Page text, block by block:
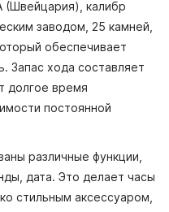
(Швейцария), калибр
заводом, 25 камней,
обеспечивает
Запас хода составляет
долгое время
постоянной
различные функции,
дата. Это делает часы
стильным аксессуаром,